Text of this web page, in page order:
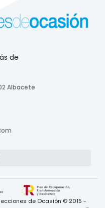
de
Albacete
de Ocasión © 2015 -